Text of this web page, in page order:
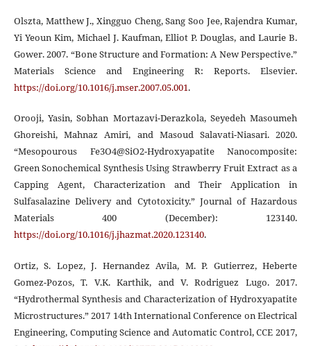
Olszta, Matthew J., Xingguo Cheng, Sang Soo Jee, Rajendra Kumar,
Yi Yeoun Kim, Michael J. Kaufman, Elliot P. Douglas, and Laurie B.
Gower. 2007. “Bone Structure and Formation: A New Perspective.”
Materials Science and Engineering R: Reports. Elsevier.
https://doi.org/10.1016/j.mser.2007.05.001.
Orooji, Yasin, Sobhan Mortazavi-Derazkola, Seyedeh Masoumeh
Ghoreishi, Mahnaz Amiri, and Masoud Salavati-Niasari. 2020.
“Mesopourous Fe3O4@SiO2-Hydroxyapatite Nanocomposite:
Green Sonochemical Synthesis Using Strawberry Fruit Extract as a
Capping Agent, Characterization and Their Application in
Sulfasalazine Delivery and Cytotoxicity.” Journal of Hazardous
Materials 400 (December): 123140.
https://doi.org/10.1016/j.jhazmat.2020.123140.
Ortiz, S. Lopez, J. Hernandez Avila, M. P. Gutierrez, Heberte
Gomez-Pozos, T. V.K. Karthik, and V. Rodriguez Lugo. 2017.
“Hydrothermal Synthesis and Characterization of Hydroxyapatite
Microstructures.” 2017 14th International Conference on Electrical
Engineering, Computing Science and Automatic Control, CCE 2017,